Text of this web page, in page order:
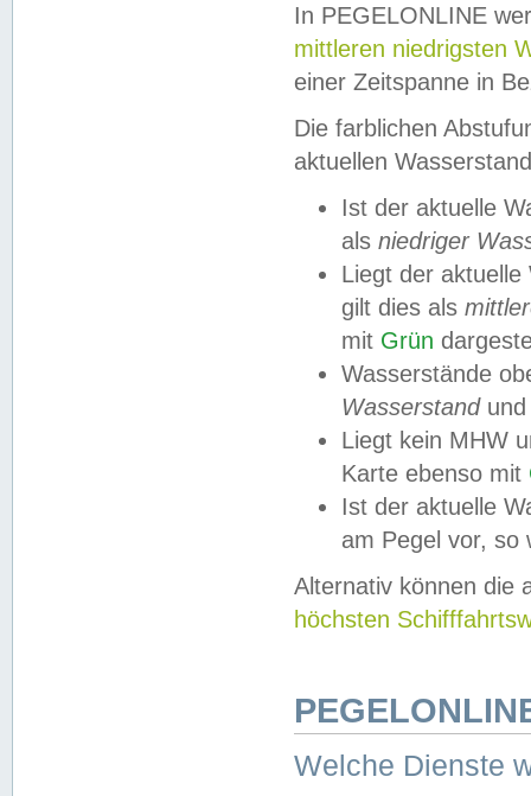
In PEGELONLINE
mittleren niedrigsten
einer Zeitspanne in
Die farblichen
aktuellen
Ist der aktuelle
als niedriger
Liegt der
gilt dies als
mit Grün
Wasserstände
Wasserstandund
Liegt kein MHW
Karte ebenso mit
Ist der aktuelle
am Pegel vor,
Alternativ können die
höchsten
Welche Dienste